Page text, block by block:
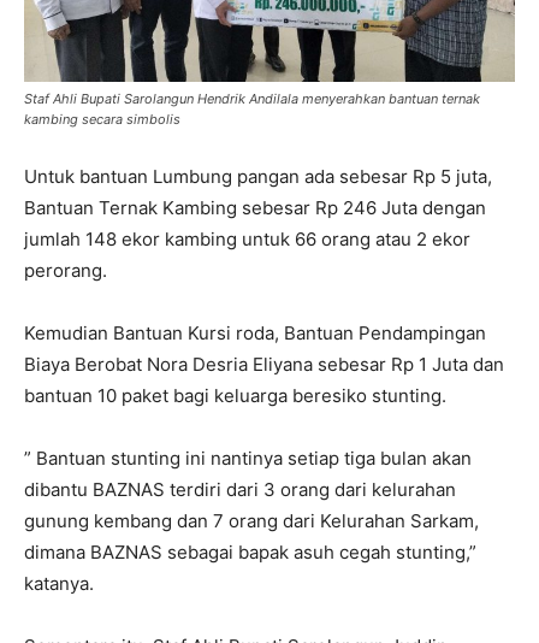
Staf Ahli Bupati Sarolangun Hendrik Andilala menyerahkan bantuan ternak
kambing secara simbolis
Untuk bantuan Lumbung pangan ada sebesar Rp 5 juta,
Bantuan Ternak Kambing sebesar Rp 246 Juta dengan
jumlah 148 ekor kambing untuk 66 orang atau 2 ekor
perorang.
Kemudian Bantuan Kursi roda, Bantuan Pendampingan
Biaya Berobat Nora Desria Eliyana sebesar Rp 1 Juta dan
bantuan 10 paket bagi keluarga beresiko stunting.
” Bantuan stunting ini nantinya setiap tiga bulan akan
dibantu BAZNAS terdiri dari 3 orang dari kelurahan
gunung kembang dan 7 orang dari Kelurahan Sarkam,
dimana BAZNAS sebagai bapak asuh cegah stunting,”
katanya.